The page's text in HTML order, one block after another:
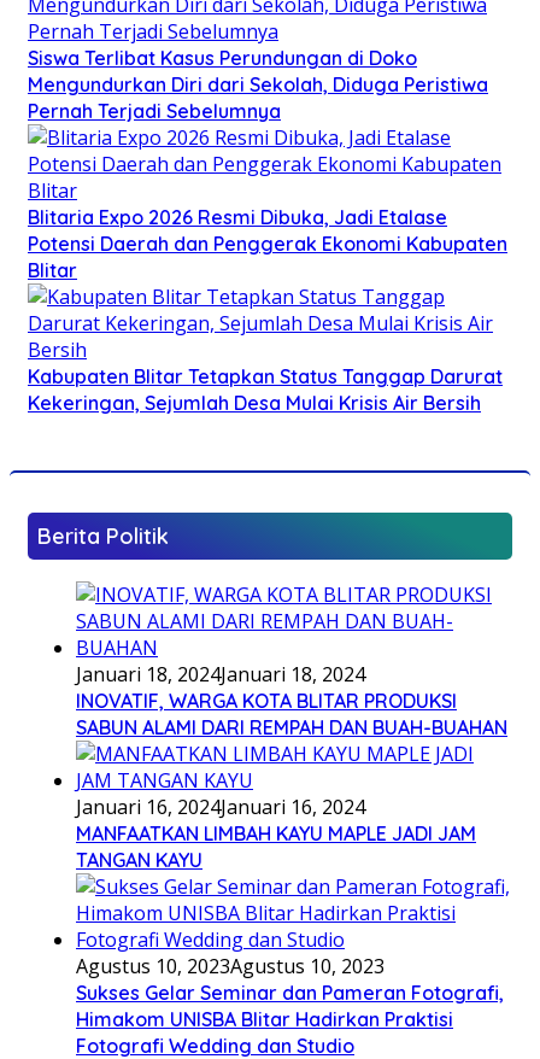
Siswa Terlibat Kasus Perundungan di Doko
Mengundurkan Diri dari Sekolah, Diduga Peristiwa
Pernah Terjadi Sebelumnya
Blitaria Expo 2026 Resmi Dibuka, Jadi Etalase
Potensi Daerah dan Penggerak Ekonomi Kabupaten
Blitar
Kabupaten Blitar Tetapkan Status Tanggap Darurat
Kekeringan, Sejumlah Desa Mulai Krisis Air Bersih
Berita Politik
Januari 18, 2024Januari 18, 2024
INOVATIF, WARGA KOTA BLITAR PRODUKSI
SABUN ALAMI DARI REMPAH DAN BUAH-BUAHAN
Januari 16, 2024Januari 16, 2024
MANFAATKAN LIMBAH KAYU MAPLE JADI JAM
TANGAN KAYU
Agustus 10, 2023Agustus 10, 2023
Sukses Gelar Seminar dan Pameran Fotografi,
Himakom UNISBA Blitar Hadirkan Praktisi
Fotografi Wedding dan Studio